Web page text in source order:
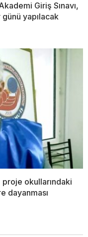
Giriş Sınavı,
günü yapılacak
proje okullarındaki
dayanması